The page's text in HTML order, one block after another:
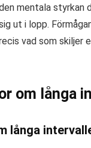
mentala styrkan
ut i lopp.
vad som skiljer
om långa
långa